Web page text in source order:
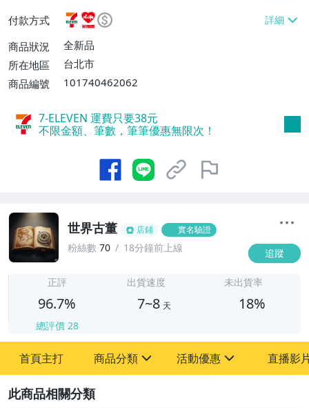
或消費滿$1298免運費】、7-ELEVEN取貨
不付款【免運費】、萊爾富取貨付款【單件
運費$60、滿5件或消費滿$1298免運
費】、宅配/貨運【單件運費$120、滿5件
付款方式
商品狀況
全新品
所在地區
台北市
商品編號
101740462062
7-ELEVEN 運費只要38元
不限金額、筆數，筆筆優惠無限次！
世界古董 店鋪 實名驗證
粉絲數 70 18分鐘前上線 追蹤
正評
96.7%
總評價 28
出貨速度
7~8 天
未出貨率
18%
首頁主打 商品分類
其它
活動優惠
[全店] 粉絲專享
直播影